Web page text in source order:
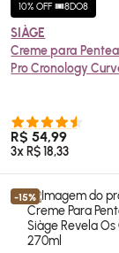
10% OFF 🎟️8DO8
SIÀGE
Creme para
Pro Cronology
R$ 54,99
3x R$ 18,33
-15%